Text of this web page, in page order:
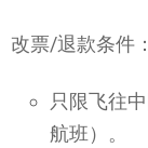
改票/退款条件：
只限飞往
航班）。